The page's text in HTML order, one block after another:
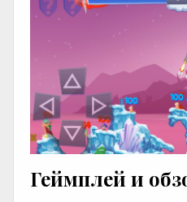
Геймплей и